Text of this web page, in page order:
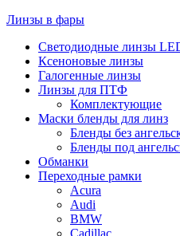
Линзы в фары
Светодиодные линзы
Ксеноновые линзы
Галогенные линзы
Линзы для ПТФ
Комплектующие
Маски бленды для линз
Бленды без
Бленды под
Обманки
Переходные рамки
Acura
Audi
BMW
Cadillac